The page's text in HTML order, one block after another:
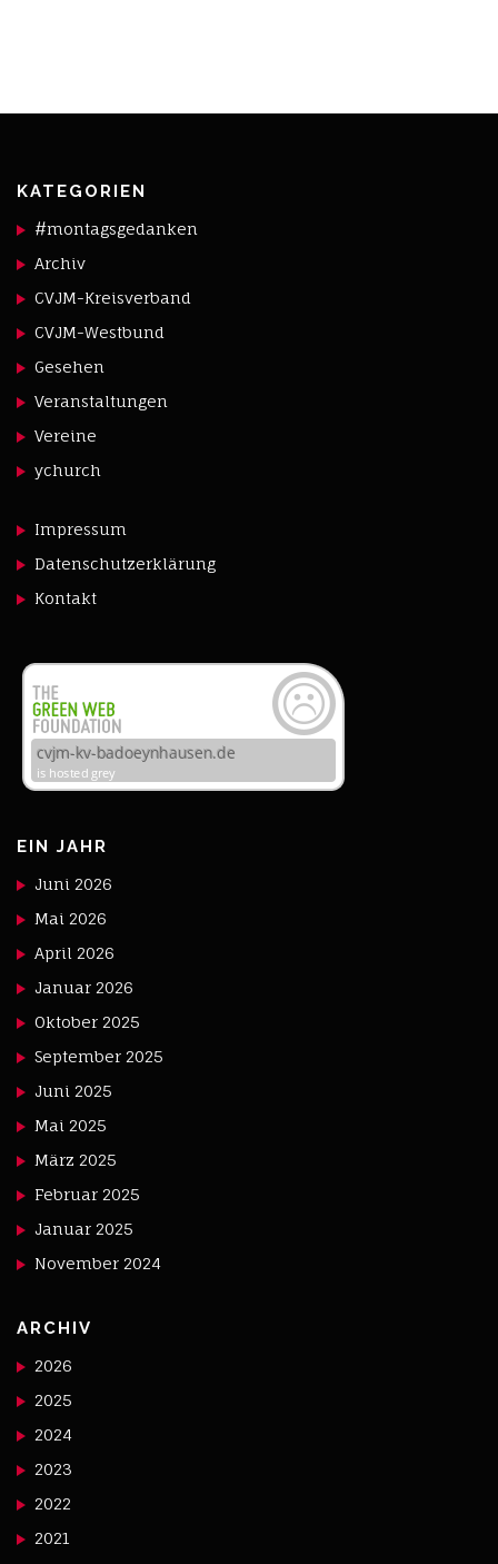
KATEGORIEN
#montagsgedanken
Archiv
CVJM-Kreisverband
CVJM-Westbund
Gesehen
Veranstaltungen
Vereine
ychurch
Impressum
Datenschutzerklärung
Kontakt
EIN JAHR
Juni 2026
Mai 2026
April 2026
Januar 2026
Oktober 2025
September 2025
Juni 2025
Mai 2025
März 2025
Februar 2025
Januar 2025
November 2024
ARCHIV
2026
2025
2024
2023
2022
2021